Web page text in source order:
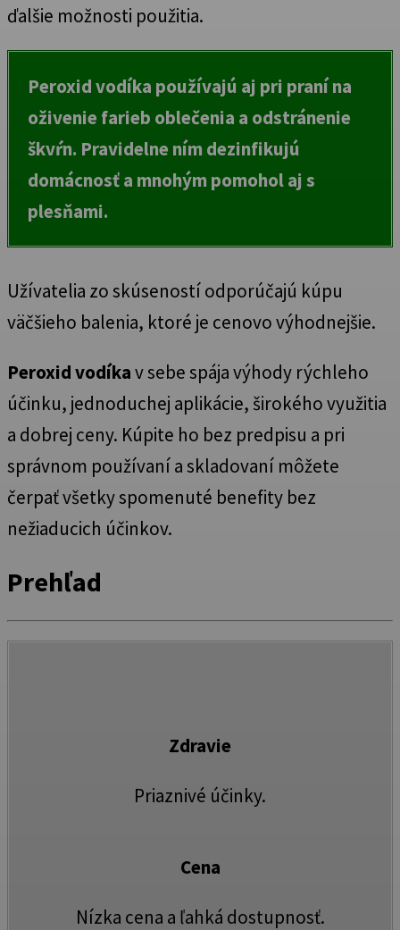
ďalšie možnosti použitia.
Peroxid vodíka používajú aj pri praní na
oživenie farieb oblečenia a odstránenie
škvŕn. Pravidelne ním dezinfikujú
domácnosť a mnohým pomohol aj s
plesňami.
Užívatelia zo skúseností odporúčajú kúpu
väčšieho balenia, ktoré je cenovo výhodnejšie.
Peroxid vodíkav sebe spája výhody rýchleho
účinku, jednoduchej aplikácie, širokého využitia
a dobrej ceny. Kúpite ho bez predpisu a pri
správnom používaní a skladovaní môžete
čerpať všetky spomenuté benefity bez
nežiaducich účinkov.
Prehľad
Zdravie
Priaznivé účinky.
Cena
Nízka cena a ľahká dostupnosť.